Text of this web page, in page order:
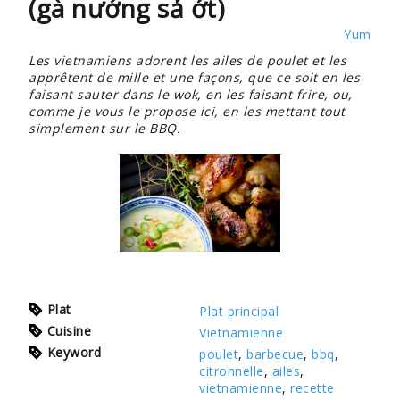
(gà nướng sả ớt)
Yum
Les vietnamiens adorent les ailes de poulet et les
apprêtent de mille et une façons, que ce soit en les
faisant sauter dans le wok, en les faisant frire, ou,
comme je vous le propose ici, en les mettant tout
simplement sur le BBQ.
Plat
Plat principal
Cuisine
Vietnamienne
Keyword
poulet,barbecue,bbq,
citronnelle, ailes,
vietnamienne,recette